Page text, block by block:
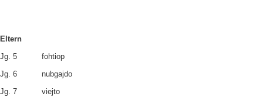
Eltern
Jg. 5
fohtiop
Jg. 6
nubgajdo
Jg. 7
viejto